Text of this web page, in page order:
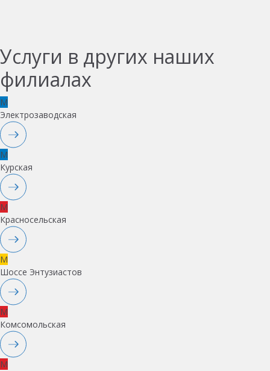
Услуги в других наших
филиалах
M
Электрозаводская
M
Курская
M
Красносельская
M
Шоссе Энтузиастов
M
Комсомольская
M